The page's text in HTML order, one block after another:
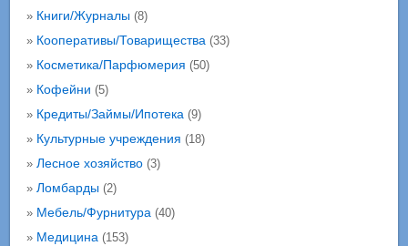
» Книги/Журналы(8)
» Кооперативы/Товарищества(33)
» Косметика/Парфюмерия (50)
» Кофейни (5)
» Кредиты/Займы/Ипотека(9)
» Культурные учреждения (18)
» Лесное хозяйство(3)
» Ломбарды(2)
» Мебель/Фурнитура(40)
» Медицина(153)